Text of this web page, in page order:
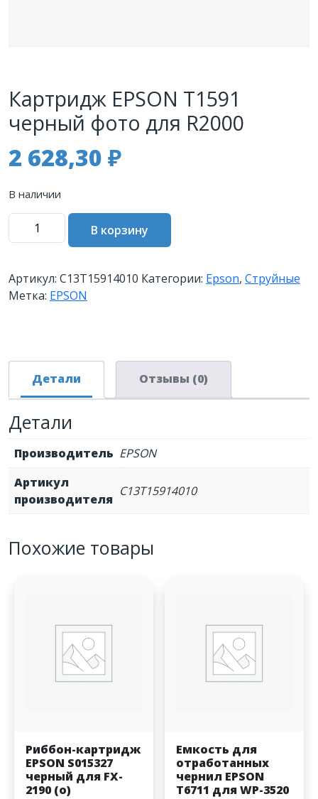
Картридж EPSON T1591
черный фото для R2000
2 628,30 ₽
В наличии
Количество
товара
EPSON
T1591
черный
R2000
В корзину
Артикул: C13T15914010 Категории: Epson, Струйные
Метка: EPSON
Детали Отзывы (0)
Детали
Производитель EPSON
Артикул
производителя
C13T15914010
Похожие товары
Риббон-картридж
EPSON S015327
черный для FX-
2190 (o)
Емкость для
отработанных
чернил EPSON
T6711 для WP-3520